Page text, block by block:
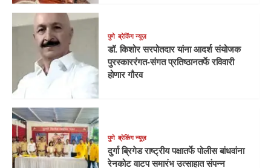
पुणे ब्रेकिंग न्यूज़
डॉ. किशोर सरपोतदार यांना आदर्श संयोजक
पुरस्काररंगत-संगत प्रतिष्ठानतर्फे रविवारी
होणार गौरव
पुणे ब्रेकिंग न्यूज़
दुर्गा ब्रिगेड राष्ट्रीय पक्षातर्फे पोलीस बांधवांना
रेनकोट वाटप समारंभ उत्साहात संपन्न